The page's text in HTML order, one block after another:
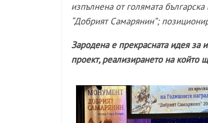
изпълнена от голямата
“Добрият Самарянин”;
Зародена е прекрасната идея за
проект, реализирането на който